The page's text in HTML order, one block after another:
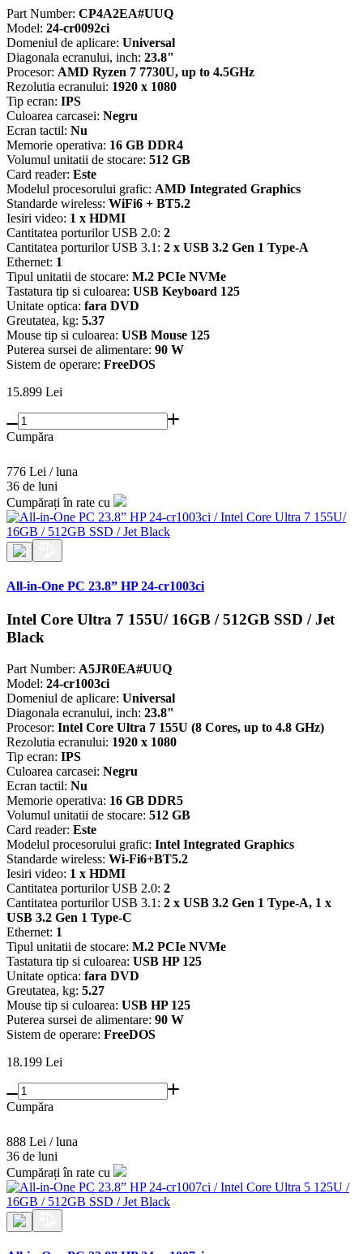
Part Number: CP4A2EA#UUQ
Model: 24-cr0092ci
Domeniul de aplicare: Universal
Diagonala ecranului, inch: 23.8"
Procesor: AMD Ryzen 7 7730U, up to 4.5GHz
Rezolutia ecranului: 1920 x 1080
Tip ecran: IPS
Culoarea carcasei: Negru
Ecran tactil: Nu
Memorie operativa: 16 GB DDR4
Volumul unitatii de stocare: 512 GB
Card reader: Este
Modelul procesorului grafic: AMD Integrated Graphics
Standarde wireless: WiFi6 + BT5.2
Iesiri video: 1 x HDMI
Cantitatea porturilor USB 2.0: 2
Cantitatea porturilor USB 3.1: 2 x USB 3.2 Gen 1 Type-A
Ethernet: 1
Tipul unitatii de stocare: M.2 PCIe NVMe
Tastatura tip si culoarea: USB Keyboard 125
Unitate optica: fara DVD
Greutatea, kg: 5.37
Mouse tip si culoarea: USB Mouse 125
Puterea sursei de alimentare: 90 W
Sistem de operare: FreeDOS
15.899 Lei
Cumpăra
776 Lei / luna
36 de luni
Cumpărați în rate cu
All-in-One PC 23.8” HP 24-cr1003ci
Intel Core Ultra 7 155U/ 16GB / 512GB SSD / Jet
Black
Part Number: A5JR0EA#UUQ
Model: 24-cr1003ci
Domeniul de aplicare: Universal
Diagonala ecranului, inch: 23.8"
Procesor: Intel Core Ultra 7 155U (8 Cores, up to 4.8 GHz)
Rezolutia ecranului: 1920 x 1080
Tip ecran: IPS
Culoarea carcasei: Negru
Ecran tactil: Nu
Memorie operativa: 16 GB DDR5
Volumul unitatii de stocare: 512 GB
Card reader: Este
Modelul procesorului grafic: Intel Integrated Graphics
Standarde wireless: Wi-Fi6+BT5.2
Iesiri video: 1 x HDMI
Cantitatea porturilor USB 2.0: 2
Cantitatea porturilor USB 3.1: 2 x USB 3.2 Gen 1 Type-A, 1 x
USB 3.2 Gen 1 Type-C
Ethernet: 1
Tipul unitatii de stocare: M.2 PCIe NVMe
Tastatura tip si culoarea: USB HP 125
Unitate optica: fara DVD
Greutatea, kg: 5.27
Mouse tip si culoarea: USB HP 125
Puterea sursei de alimentare: 90 W
Sistem de operare: FreeDOS
18.199 Lei
Cumpăra
888 Lei / luna
36 de luni
Cumpărați în rate cu